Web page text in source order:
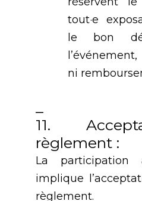
tout·e
le bon
ni
_
11.
règlement :
La
implique
règlement.